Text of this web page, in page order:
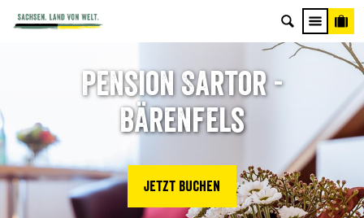
Pension Sartor -
Bärenfels
Jetzt buchen